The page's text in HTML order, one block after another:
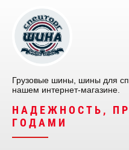
Грузовые шины, шины для
нашем интернет-магазине.
НАДЕЖНОСТЬ,
ГОДАМИ